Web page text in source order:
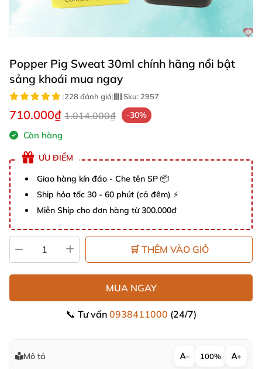
Popper Pig Sweat 30ml chính hãng nổi bật
sảng khoái mua ngay
|228 đánh giá| Sku: 2957
710.000₫ 1.014.000₫ -30%
Còn hàng
ƯU ĐIỂM
Giao hàng kín đáo - Che tên SP 📦
Ship hỏa tốc 30 - 60 phút (cả đêm) ⚡
Miễn Ship cho đơn hàng từ 300.000đ
🛒 THÊM VÀO GIỎ
MUA NGAY
📞 Tư vấn 0938411000 (24/7)
Mô tả − 100% +